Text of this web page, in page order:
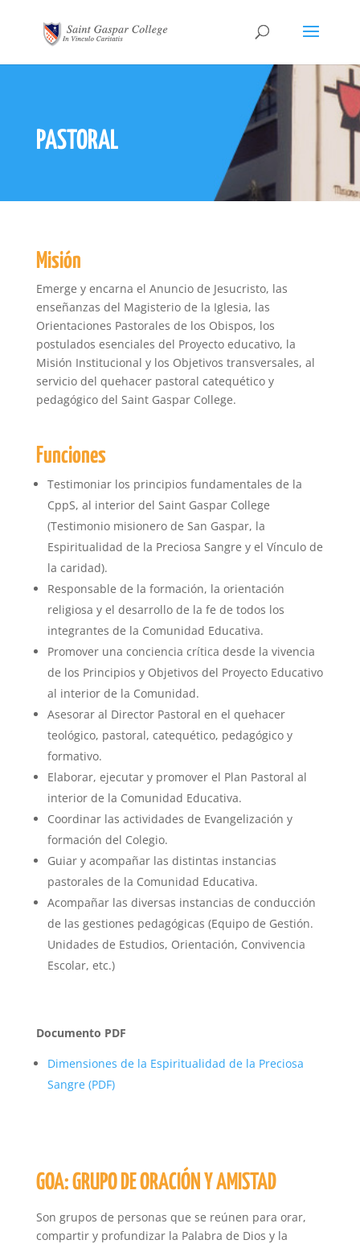
PASTORAL
Misión
Emerge y encarna el Anuncio de Jesucristo, las
enseñanzas del Magisterio de la Iglesia, las
Orientaciones Pastorales de los Obispos, los
postulados esenciales del Proyecto educativo, la
Misión Institucional y los Objetivos transversales, al
servicio del quehacer pastoral catequético y
pedagógico del Saint Gaspar College.
Funciones
Testimoniar los principios fundamentales de la
CppS, al interior del Saint Gaspar College
(Testimonio misionero de San Gaspar, la
Espiritualidad de la Preciosa Sangre y el Vínculo de
la caridad).
Responsable de la formación, la orientación
religiosa y el desarrollo de la fe de todos los
integrantes de la Comunidad Educativa.
Promover una conciencia crítica desde la vivencia
de los Principios y Objetivos del Proyecto Educativo
al interior de la Comunidad.
Asesorar al Director Pastoral en el quehacer
teológico, pastoral, catequético, pedagógico y
formativo.
Elaborar, ejecutar y promover el Plan Pastoral al
interior de la Comunidad Educativa.
Coordinar las actividades de Evangelización y
formación del Colegio.
Guiar y acompañar las distintas instancias
pastorales de la Comunidad Educativa.
Acompañar las diversas instancias de conducción
de las gestiones pedagógicas (Equipo de Gestión.
Unidades de Estudios, Orientación, Convivencia
Escolar, etc.)
Documento PDF
Dimensiones de la Espiritualidad de la Preciosa
Sangre (PDF)
GOA: GRUPO DE ORACIÓN Y AMISTAD
Son grupos de personas que se reúnen para orar,
compartir y profundizar la Palabra de Dios y la